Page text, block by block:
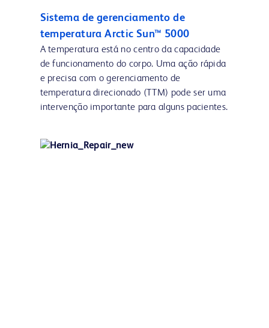
Sistema de gerenciamento de
temperatura Arctic Sun™ 5000
A temperatura está no centro da capacidade
de funcionamento do corpo. Uma ação rápida
e precisa com o gerenciamento de
temperatura direcionado (TTM) pode ser uma
intervenção importante para alguns pacientes.